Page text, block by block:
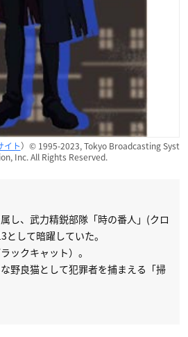
イト）© 1995-2023, Tokyo Broadcasting Syst
Inc. All Rights Reserved.
し、武力精鋭部隊「時の番人」(クロ
として暗躍していた。
ックキャット）。
野良猫として犯罪者を捕まえる「掃